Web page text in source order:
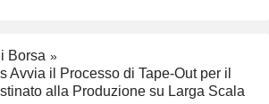
Borsa
Avvia il Processo di Tape-Out per il
alla Produzione su Larga Scala